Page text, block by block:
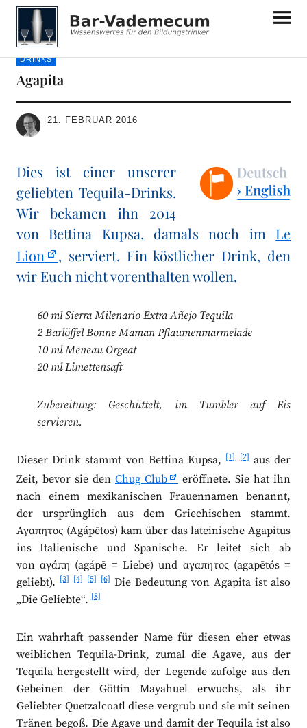
Bar-Vademecum
DRINKS
Agapita
21. FEBRUAR 2016
Dies ist einer unserer
geliebten Tequila-Drinks.
Wir bekamen ihn 2014
von Bettina Kupsa, damals noch im Le
Lion
, serviert. Ein köstlicher Drink, den
wir Euch nicht vorenthalten wollen.
60 ml Sierra Milenario Extra Añejo Tequila
2 Barlöffel Bonne Maman Pflaumenmarmelade
10 ml Meneau Orgeat
20 ml Limettensaft
Zubereitung: Geschüttelt, im Tumbler auf Eis
servieren.
Dieser Drink stammt von Bettina Kupsa, [1] [2] aus der
Zeit, bevor sie den Chug Club
eröffnete. Sie hat ihn
nach einem mexikanischen Frauennamen benannt,
der ursprünglich aus dem Griechischen stammt.
Αγαπητος (Agápētos) kam über das lateinische Agapitus
ins Italienische und Spanische. Er leitet sich ab
von αγάπη (agápē = Liebe) und αγαπητος (agapētós =
geliebt).[3] [4] [5] [6] Die Bedeutung von Agapita ist also
„Die Geliebte“.[8]
Ein wahrhaft passender Name für diesen eher etwas
weiblichen Tequila-Drink, zumal die Agave, aus der
Tequila hergestellt wird, der Legende zufolge aus den
Gebeinen der Göttin Mayahuel erwuchs, als ihr
Geliebter Quetzalcoatl diese vergrub und sie mit seinen
Tränen begoß. Die Agave und damit der Tequila ist also